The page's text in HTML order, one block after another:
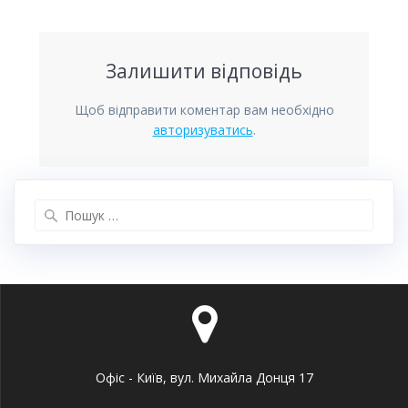
Залишити відповідь
Щоб відправити коментар вам необхідно
авторизуватись.
Офіс - Київ, вул. Михайла Донця 17